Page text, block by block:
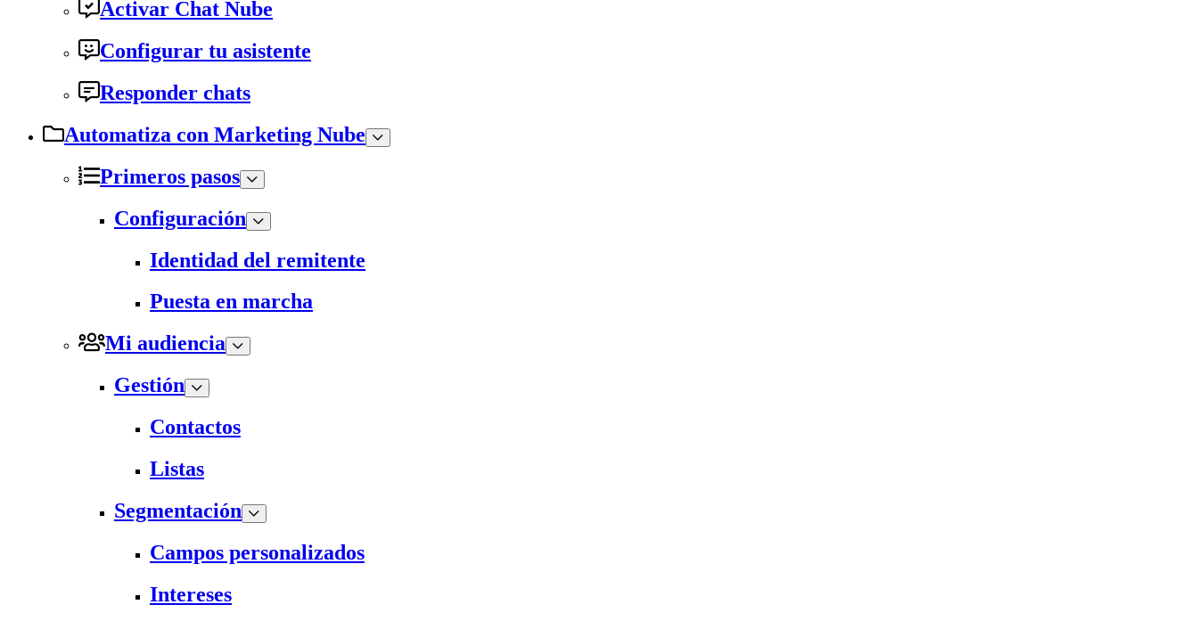
Activar Chat Nube
Configurar tu asistente
Responder chats
Automatiza con Marketing Nube
Primeros pasos
Configuración
Identidad del remitente
Puesta en marcha
Mi audiencia
Gestión
Contactos
Listas
Segmentación
Campos personalizados
Intereses